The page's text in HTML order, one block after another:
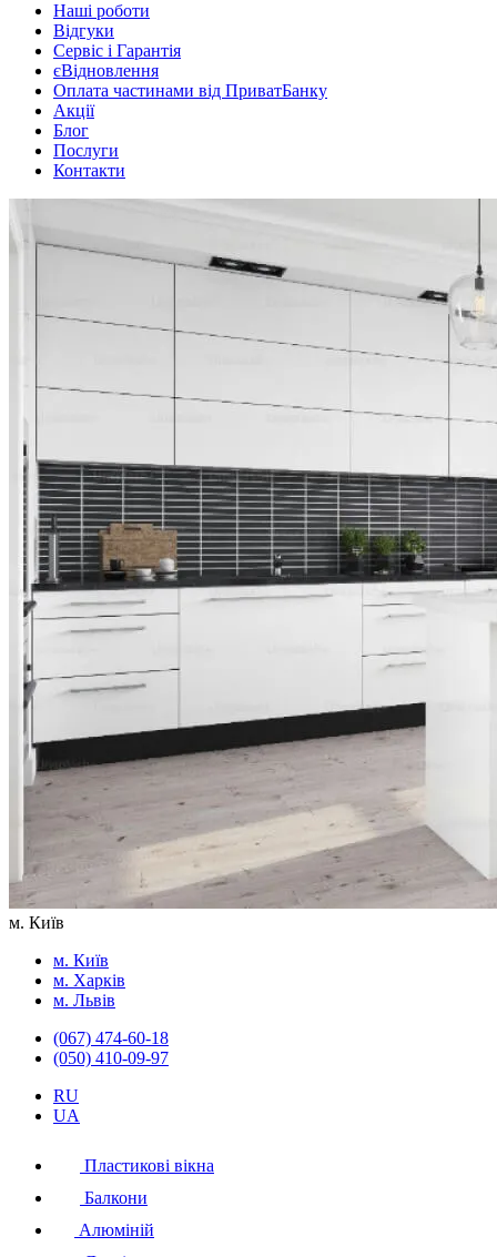
Наші роботи
Відгуки
Сервіс і Гарантія
єВідновлення
Оплата частинами від ПриватБанку
Акції
Блог
Послуги
Контакти
м. Київ
м. Київ
м. Харків
м. Львів
(067) 474-60-18
(050) 410-09-97
RU
UA
Пластикові вікна
Балкони
Алюміній